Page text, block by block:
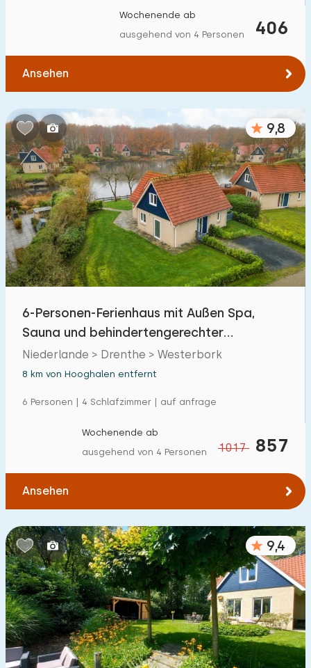
406
Wochenende ab
ausgehend von 4 Personen
Ansehen
9,8
6-Personen-Ferienhaus mit Außen Spa,
Sauna und behindertengerechter
Ausstattung
Niederlande > Drenthe > Westerbork
8 km von Hooghalen entfernt
6 Personen | 4 Schlafzimmer | auf anfrage
1017 857
Wochenende ab
ausgehend von 4 Personen
Ansehen
9,4